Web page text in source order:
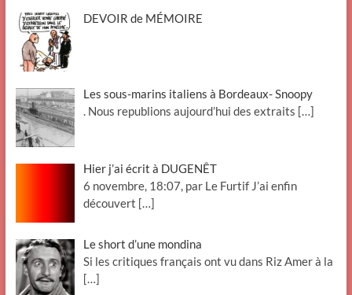
DEVOIR de MÉMOIRE
Les sous-marins italiens à Bordeaux- Snoopy
. Nous republions aujourd’hui des extraits […]
Hier j’ai écrit à DUGENÊT
6 novembre, 18:07, par Le Furtif J’ai enfin
découvert […]
Le short d’une mondina
Si les critiques français ont vu dans Riz Amer à la
[…]